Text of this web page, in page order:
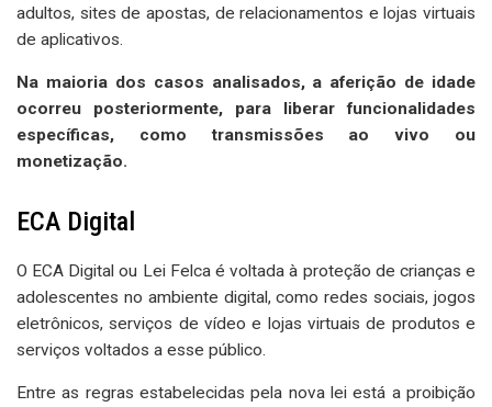
adultos, sites de apostas, de relacionamentos e lojas virtuais
de aplicativos.
Na maioria dos casos analisados, a aferição de idade
ocorreu posteriormente, para liberar funcionalidades
específicas, como transmissões ao vivo ou
monetização.
ECA Digital
O ECA Digital ou Lei Felca é voltada à proteção de crianças e
adolescentes no ambiente digital, como redes sociais, jogos
eletrônicos, serviços de vídeo e lojas virtuais de produtos e
serviços voltados a esse público.
Entre as regras estabelecidas pela nova lei está a proibição